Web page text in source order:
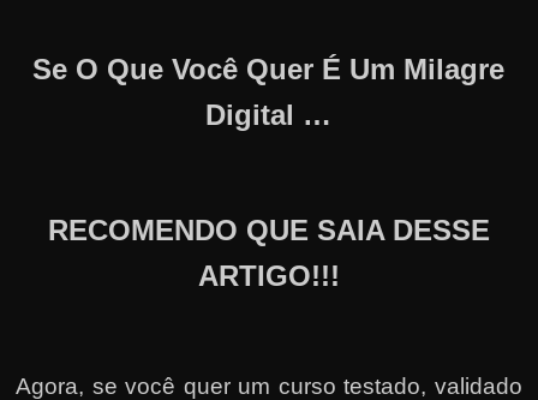
Se O Que Você Quer É Um Milagre
Digital …
RECOMENDO QUE SAIA DESSE
ARTIGO!!!
Agora, se você quer um curso testado, validado